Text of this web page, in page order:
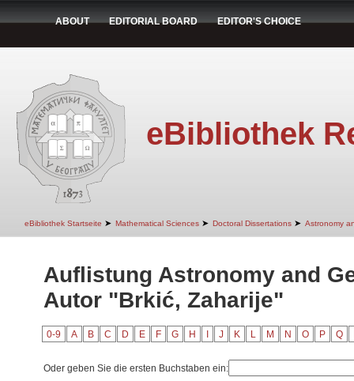
ABOUT EDITORIAL BOARD EDITOR'S CHOICE
eBibliothek
eBibliothek Startseite ➤ Mathematical Sciences ➤ Doctoral Dissertations ➤ Astronomy
Auflistung Astronomy and
Autor "Brkić, Zaharije"
0-9 A B C D E F G H J K L M N O P Q
Oder geben Sie die ersten Buchstaben ein: